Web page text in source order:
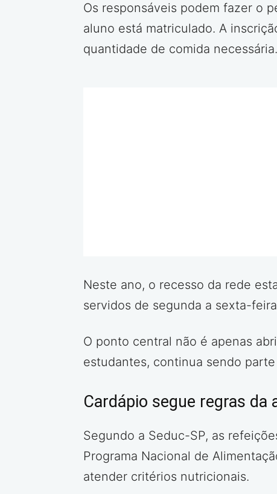
Os responsáveis podem fazer o
aluno está matriculado. A
quantidade de comida necessária.
Neste ano, o recesso da rede
servidos de segunda a sexta-
O ponto central não é apenas
estudantes, continua sendo
Cardápio segue regras da
Segundo a Seduc-SP, as
Programa Nacional de
atender critérios nutricionais.